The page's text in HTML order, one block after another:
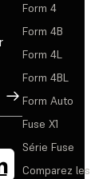
Inscription
Form 4
Form 4B
Form 4L
Form 4BL
Form Auto
Fuse X1
Série Fuse
Comparez les